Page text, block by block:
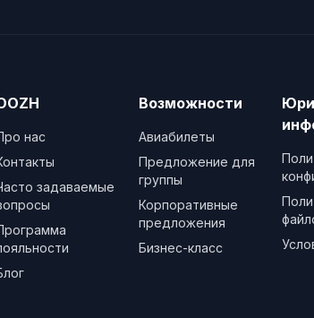
нас
задаваемые
Возможности
Авиабилеты
Предложение для
группы
Корпоративные
предложения
Бизнес-класс